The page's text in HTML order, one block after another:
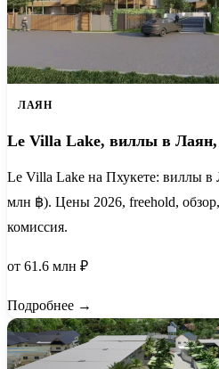
ЛАЯН
Le Villa Lake, виллы в Лаян,
Le Villa Lake на Пхукете: виллы в
млн ฿). Цены 2026, freehold,
комиссия.
от 61.6 млн ₽
Подробнее →